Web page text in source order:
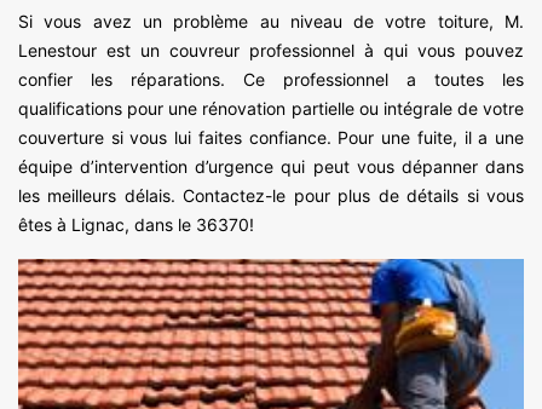
Si vous avez un problème au niveau de votre toiture, M.
Lenestour est un couvreur professionnel à qui vous pouvez
confier les réparations. Ce professionnel a toutes les
qualifications pour une rénovation partielle ou intégrale de votre
couverture si vous lui faites confiance. Pour une fuite, il a une
équipe d’intervention d’urgence qui peut vous dépanner dans
les meilleurs délais. Contactez-le pour plus de détails si vous
êtes à Lignac, dans le 36370!